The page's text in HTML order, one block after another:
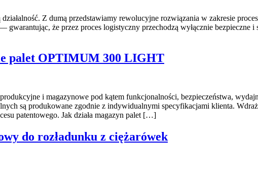
Z dumą przedstawiamy rewolucyjne rozwiązania w zakresie
gwarantując, że przez proces logistyczny przechodzą wyłącznie
palet OPTIMUM 300 LIGHT
i magazynowe pod kątem funkcjonalności, bezpieczeństwa,
są produkowane zgodnie z indywidualnymi specyfikacjami klienta.
patentowego. Jak działa magazyn palet […]
do rozładunku z ciężarówek